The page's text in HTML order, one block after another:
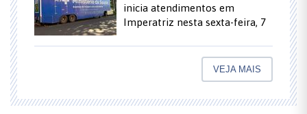
inicia atendimentos em
Imperatriz nesta sexta-feira, 7
VEJA MAIS